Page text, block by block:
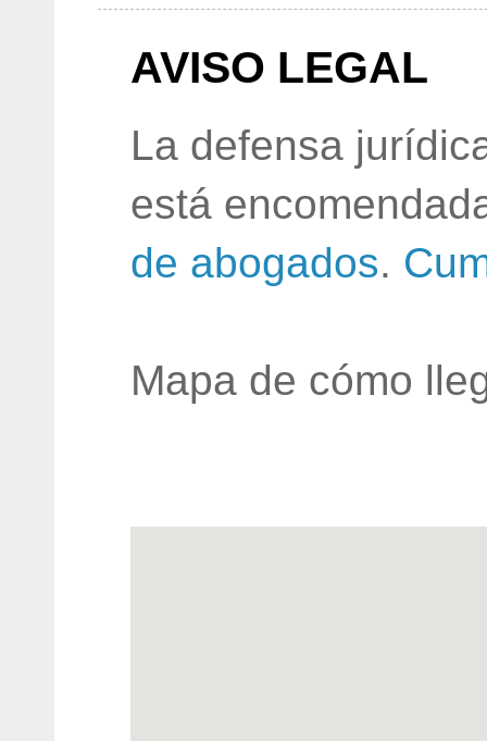
AVISO LEGAL
La defensa
está
de abogados.
Mapa de cómo